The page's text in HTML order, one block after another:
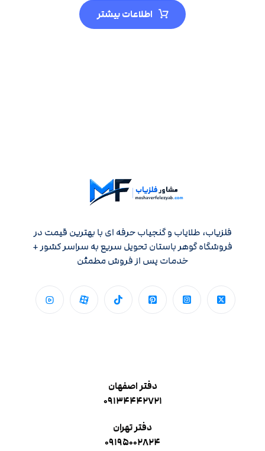
اطلاعات بیشتر
فلزیاب، طلایاب و گنجیاب حرفه ای با بهترین قیمت در
فروشگاه گوهر باستان تحویل سریع به سراسر کشور +
خدمات پس از فروش مطمئن
دفتر اصفهان
۰۹۱۳۴۴۴۲۷۲۱
دفتر تهران
۰۹۱۹۵۰۰۲۸۲۴